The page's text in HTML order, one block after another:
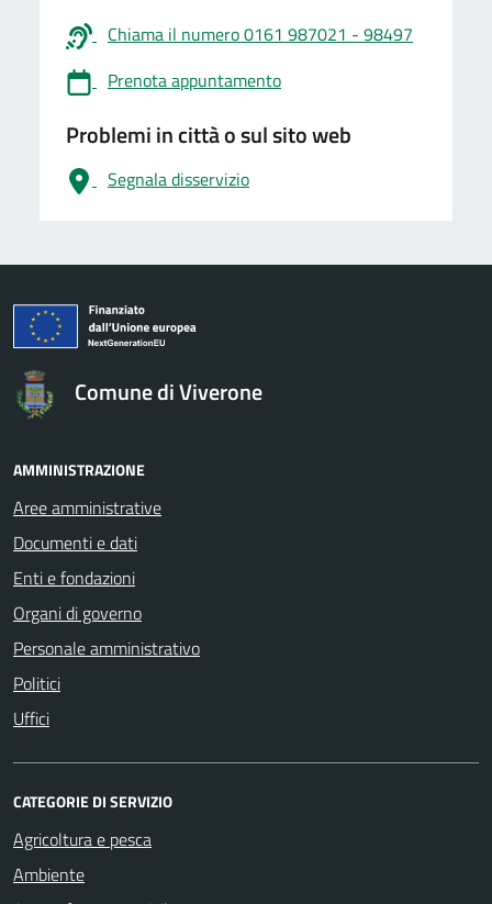
Chiama il numero 0161 987021 - 98497
Prenota appuntamento
Problemi in città o sul sito web
Segnala disservizio
logo Unione Europea
Comune di Viverone
AMMINISTRAZIONE
Aree amministrative
Documenti e dati
Enti e fondazioni
Organi di governo
Personale amministrativo
Politici
Uffici
CATEGORIE DI SERVIZIO
Agricoltura e pesca
Ambiente